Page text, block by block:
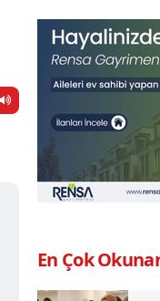
En Çok